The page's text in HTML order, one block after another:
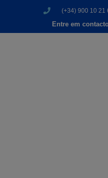
(+34) 900 10 21
Entre em